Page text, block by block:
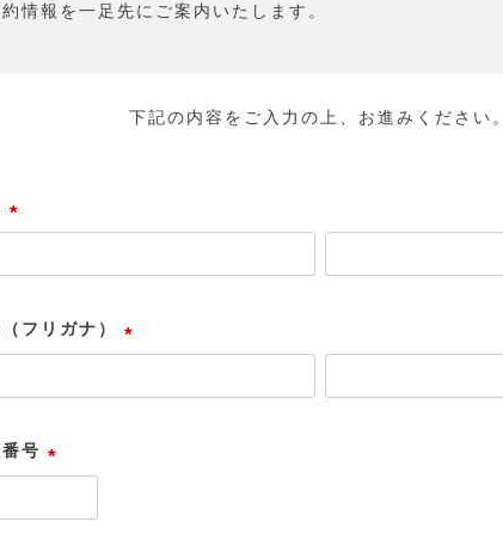
情報を一足先にご案内いたします。
下記の内容をご入力の上、お進みください。
必
)
（フリガナ）
必
号
必